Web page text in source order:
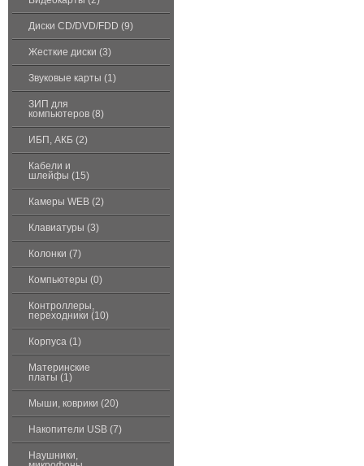
Диски CD/DVD/FDD (9)
Жесткие диски (3)
Звуковые карты (1)
ЗИП для
компьютеров (8)
ИБП, АКБ (2)
Кабели и
шлейфы (15)
Камеры WEB (2)
Клавиатуры (3)
Колонки (7)
Компьютеры (0)
Контроллеры,
переходники (10)
Корпуса (1)
Материнские
платы (1)
Мыши, коврики (20)
Накопители USB (7)
Наушники,